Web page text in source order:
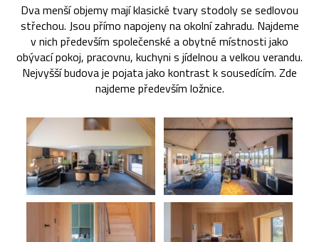
Dva menší objemy mají klasické tvary stodoly se sedlovou
střechou. Jsou přímo napojeny na okolní zahradu. Najdeme
v nich především společenské a obytné místnosti jako
obývací pokoj, pracovnu, kuchyni s jídelnou a velkou verandu.
Nejvyšší budova je pojata jako kontrast k sousedícím. Zde
najdeme především ložnice.